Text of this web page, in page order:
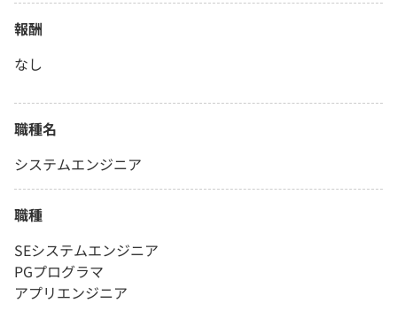
報酬
なし
職種名
システムエンジニア
職種
SEシステムエンジニア
PGプログラマ
アプリエンジニア